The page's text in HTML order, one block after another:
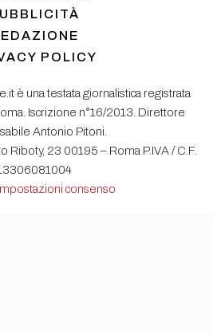
POLICY
è una testata giornalistica registrata
Iscrizione n°16/2013. Direttore
Antonio Pitoni.
Riboty, 23 00195 – Roma P.IVA / C.F.
consenso